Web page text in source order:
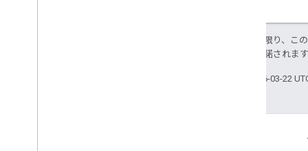
特に記載のない限り、こ
により使用許諾されま
最終更新日 2026-03-22